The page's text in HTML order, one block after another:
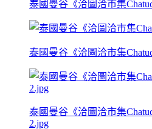
泰國曼谷《洽圖洽市集
泰國曼谷《洽圖洽市集
泰國曼谷《洽圖洽市集
2.jpg